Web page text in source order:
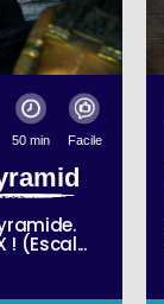
50 min Facile
! (Escal...